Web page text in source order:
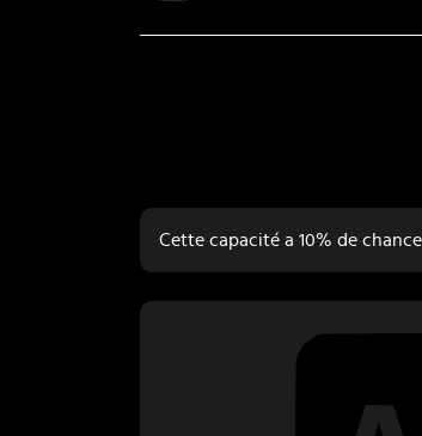
Cette capacité a 10% de